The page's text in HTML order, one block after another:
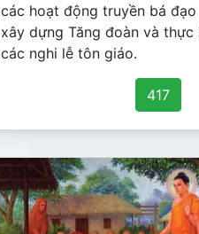
các hoạt động truyền bá đạo
xây dựng Tăng đoàn và thực
các nghi lễ tôn giáo.
417